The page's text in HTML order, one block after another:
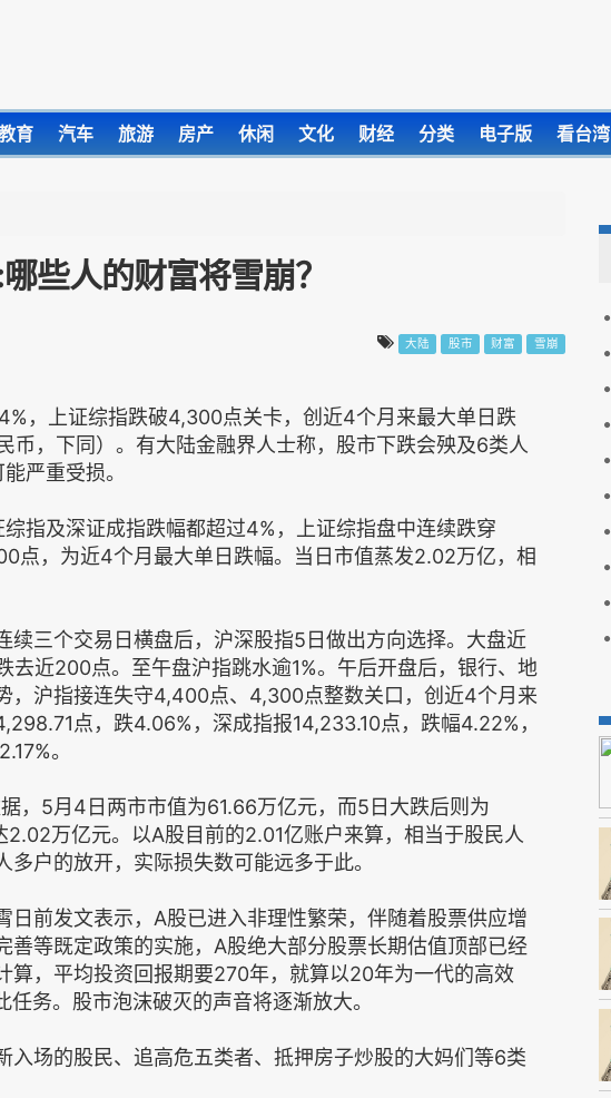
育 汽车 旅游 房产 休闲 文化 财经 分类 电子版 看台湾
些人的财富将雪崩？
大陆 股市 财富 雪崩
，上证综指跌破4,300点关卡，创近4个月来最大单日跌
币，下同）。有大陆金融界人士称，股市下跌会殃及6类人
严重受损。
指及深证成指跌幅都超过4%，上证综指盘中连续跌穿
点，为近4个月最大单日跌幅。当日市值蒸发2.02万亿，相
续三个交易日横盘后，沪深股指5日做出方向选择。大盘近
去近200点。至午盘沪指跳水逾1%。午后开盘后，银行、地
，沪指接连失守4,400点、4,300点整数关口，创近4个月来
点，跌4.06%，深成指报14,233.10点，跌幅4.22%，
。
，5月4日两市市值为61.66万亿元，而5日大跌后则为
万亿元。以A股目前的2.01亿账户来算，相当于股民人
户的放开，实际损失数可能远多于此。
日前发文表示，A股已进入非理性繁荣，伴随着股票供应增
善等既定政策的实施，A股绝大部分股票长期估值顶部已经
算，平均投资回报期要270年，就算以20年为一代的高效
务。股市泡沫破灭的声音将逐渐放大。
入场的股民、追高危五类者、抵押房子炒股的大妈们等6类